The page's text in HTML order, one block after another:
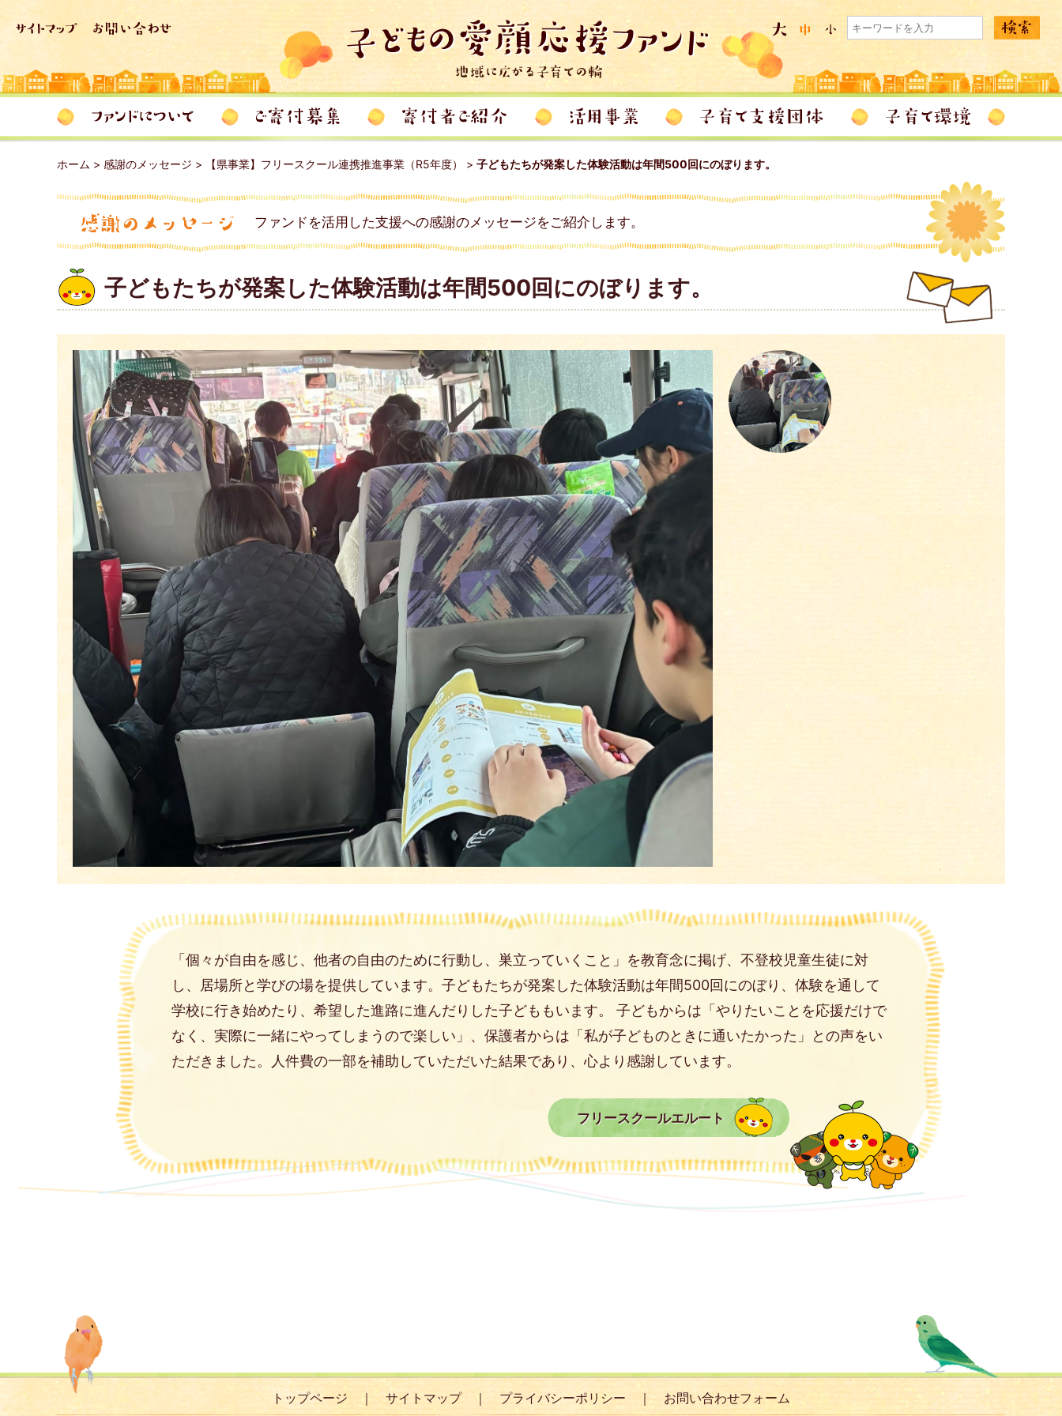
ホーム > 感謝のメッセージ > 【県事業】フリースクール連携推進事業（R5年度） > 子どもたちが発案した体験活動は年間500回にのぼります。
ファンドを活用した支援への感謝のメッセージをご紹介します。
子どもたちが発案した体験活動は年間500回にのぼります。
「個々が自由を感じ、他者の自由のために行動し、巣立っていくこと」を教育念に掲げ、不登校児童生徒に対
し、居場所と学びの場を提供しています。子どもたちが発案した体験活動は年間500回にのぼり、体験を通して
学校に行き始めたり、希望した進路に進んだりした子どももいます。 子どもからは「やりたいことを応援だけで
なく、実際に一緒にやってしまうので楽しい」、保護者からは「私が子どものときに通いたかった」との声をい
ただきました。人件費の一部を補助していただいた結果であり、心より感謝しています。
フリースクールエルート
トップページ サイトマップ プライバシーポリシー お問い合わせフォーム